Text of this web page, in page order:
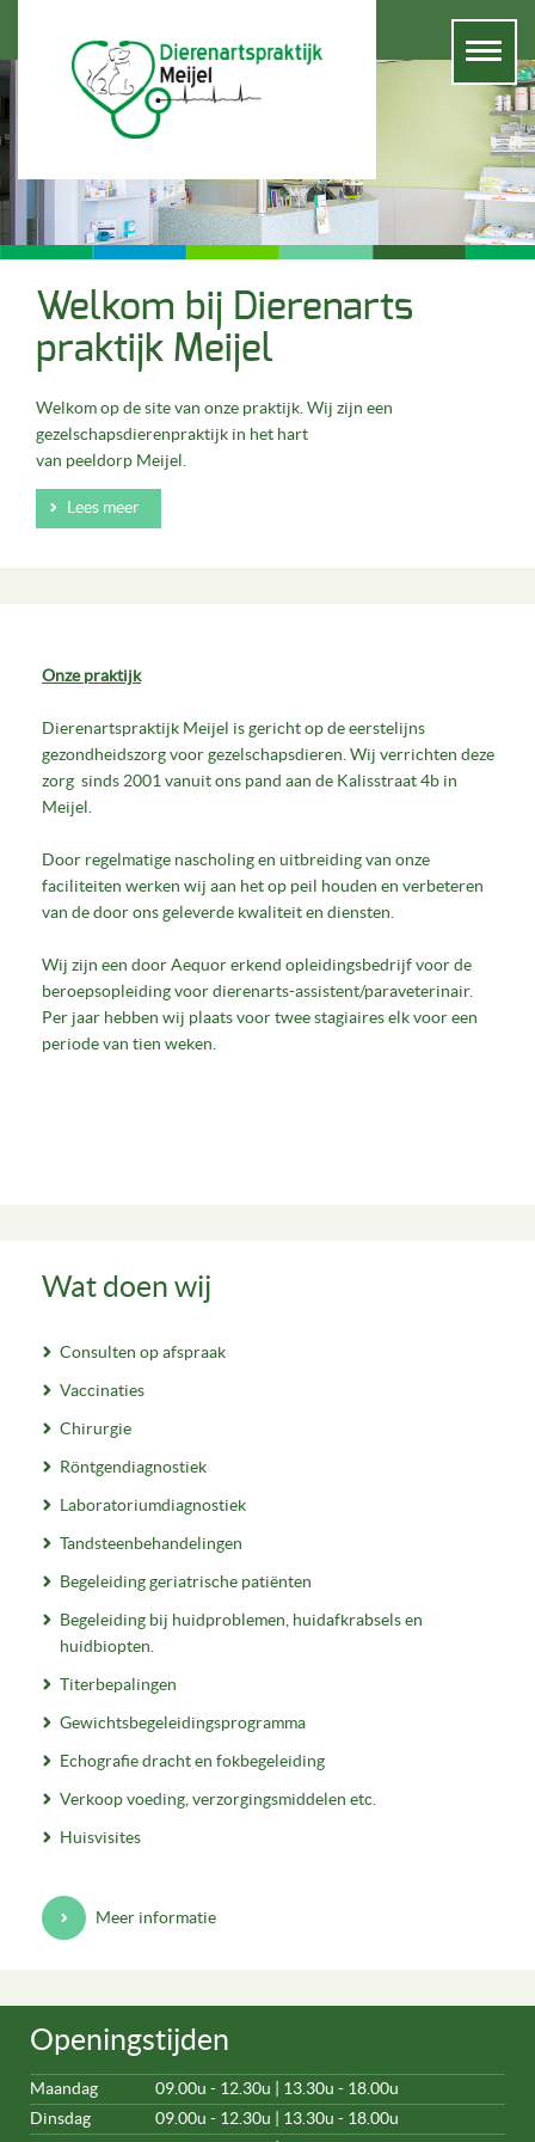
Toggle
Welkom bij Dierenarts
praktijk Meijel
Welkom op de site van onze praktijk. Wij zijn een
gezelschapsdierenpraktijk in het hart
van peeldorp Meijel.
Lees meer
Onze praktijk
Dierenartspraktijk Meijel is gericht op de eerstelijns
gezondheidszorg voor gezelschapsdieren. Wij verrichten deze
zorg sinds 2001 vanuit ons pand aan de Kalisstraat 4b in
Meijel.
Door regelmatige nascholing en uitbreiding van onze
faciliteiten werken wij aan het op peil houden en verbeteren
van de door ons geleverde kwaliteit en diensten.
Wij zijn een door Aequor erkend opleidingsbedrijf voor de
beroepsopleiding voor dierenarts-assistent/paraveterinair.
Per jaar hebben wij plaats voor twee stagiaires elk voor een
periode van tien weken.
Wat doen wij
Consulten op afspraak
Vaccinaties
Chirurgie
Röntgendiagnostiek
Laboratoriumdiagnostiek
Tandsteenbehandelingen
Begeleiding geriatrische patiënten
Begeleiding bij huidproblemen, huidafkrabsels en
huidbiopten.
Titerbepalingen
Gewichtsbegeleidingsprogramma
Echografie dracht en fokbegeleiding
Verkoop voeding, verzorgingsmiddelen etc.
Huisvisites
Meer informatie
Openingstijden
Maandag
09.00u - 12.30u | 13.30u - 18.00u
Dinsdag
09.00u - 12.30u | 13.30u - 18.00u